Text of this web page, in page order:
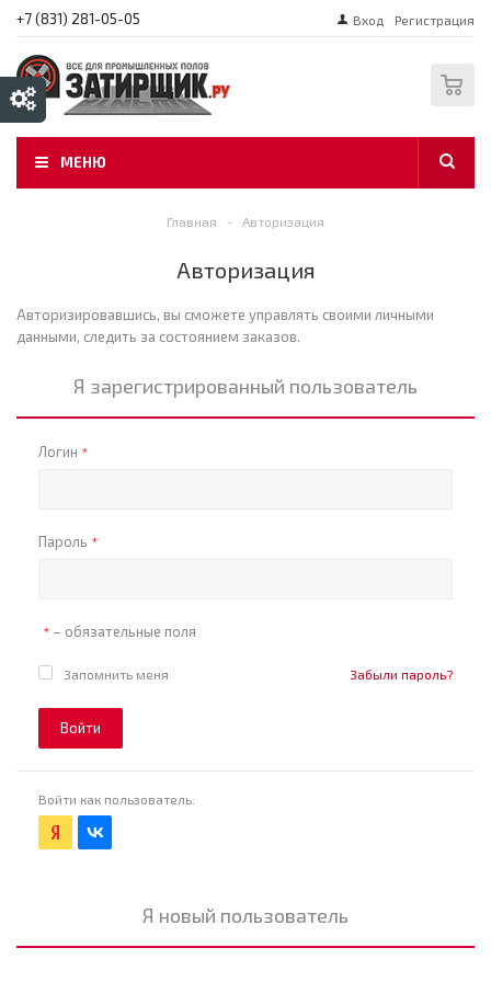
+7 (831) 281-05-05 Вход Регистрация
МЕНЮ
Главная - Авторизация
Авторизация
Авторизировавшись, вы сможете управлять своими личными
данными, следить за состоянием заказов.
Я зарегистрированный пользователь
Логин *
Пароль *
* – обязательные поля
Забыли пароль?
Запомнить меня
Войти
Войти как пользователь:
Я новый пользователь